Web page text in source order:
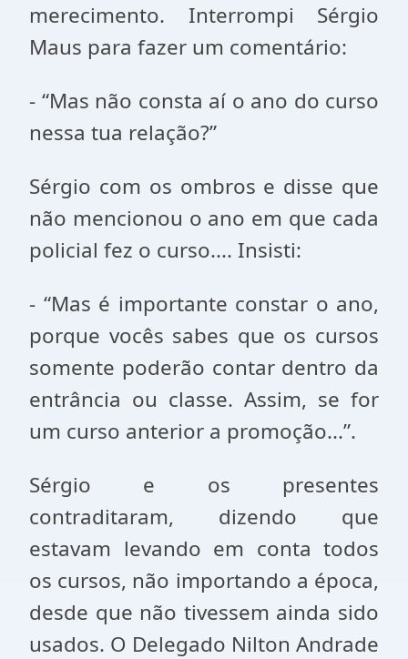
merecimento. Interrompi Sérgio
Maus para fazer um comentário:
- “Mas não consta aí o ano do curso
nessa tua relação?”
Sérgio com os ombros e disse que
não mencionou o ano em que cada
policial fez o curso.... Insisti:
- “Mas é importante constar o ano,
porque vocês sabes que os cursos
somente poderão contar dentro da
entrância ou classe. Assim, se for
um curso anterior a promoção...”.
Sérgio e os presentes
contraditaram, dizendo que
estavam levando em conta todos
os cursos, não importando a época,
desde que não tivessem ainda sido
usados. O Delegado Nilton Andrade